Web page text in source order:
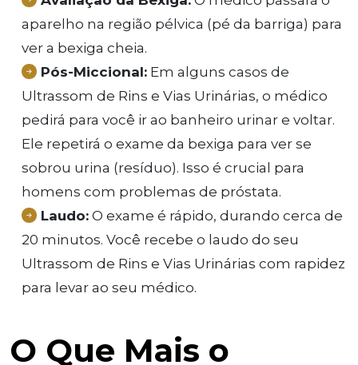
aparelho na região pélvica (pé da barriga) para
ver a bexiga cheia.
Pós-Miccional: Em alguns casos de
Ultrassom de Rins e Vias Urinárias, o médico
pedirá para você ir ao banheiro urinar e voltar.
Ele repetirá o exame da bexiga para ver se
sobrou urina (resíduo). Isso é crucial para
homens com problemas de próstata.
Laudo: O exame é rápido, durando cerca de
20 minutos. Você recebe o laudo do seu
Ultrassom de Rins e Vias Urinárias com rapidez
para levar ao seu médico.
O Que Mais o